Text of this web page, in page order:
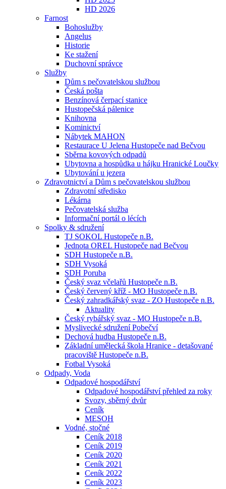
HD 2026
Farnost
Bohoslužby
Angelus
Historie
Ke stažení
Duchovní správce
Služby
Dům s pečovatelskou službou
Česká pošta
Benzínová čerpací stanice
Hustopečská pálenice
Knihovna
Kominictví
Nábytek MAHON
Restaurace U Jelena Hustopeče nad Bečvou
Sběrna kovových odpadů
Ubytovna a hospůdka u hájku Hranické Loučky
Ubytování u jezera
Zdravotnictví a Dům s pečovatelskou službou
Zdravotní středisko
Lékárna
Pečovatelská služba
Informační portál o lécích
Spolky & sdružení
TJ SOKOL Hustopeče n.B.
Jednota OREL Hustopeče nad Bečvou
SDH Hustopeče n.B.
SDH Vysoká
SDH Poruba
Český svaz včelařů Hustopeče n.B.
Český červený kříž - MO Hustopeče n.B.
Český zahradkářský svaz - ZO Hustopeče n.B.
Aktuality
Český rybářský svaz - MO Hustopeče n.B.
Myslivecké sdružení Pobečví
Dechová hudba Hustopeče n.B.
Základní umělecká škola Hranice - detašované
pracoviště Hustopeče n.B.
Fotbal Vysoká
Odpady, Voda
Odpadové hospodářství
Odpadové hospodářství přehled za roky
Svozy, sběrný dvůr
Ceník
MESOH
Vodné, stočné
Ceník 2018
Ceník 2019
Ceník 2020
Ceník 2021
Ceník 2022
Ceník 2023